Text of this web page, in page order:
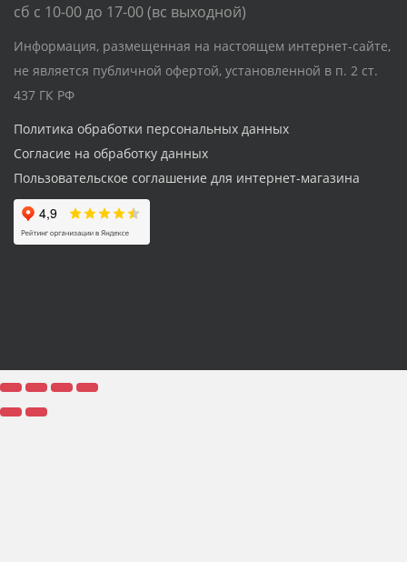
сб с 10-00 до 17-00 (вс выходной)
Информация, размещенная на настоящем интернет-сайте,
не является публичной офертой, установленной в п. 2 ст.
437 ГК РФ
Политика обработки персональных данных
Согласие на обработку данных
Пользовательское соглашение для интернет-магазина